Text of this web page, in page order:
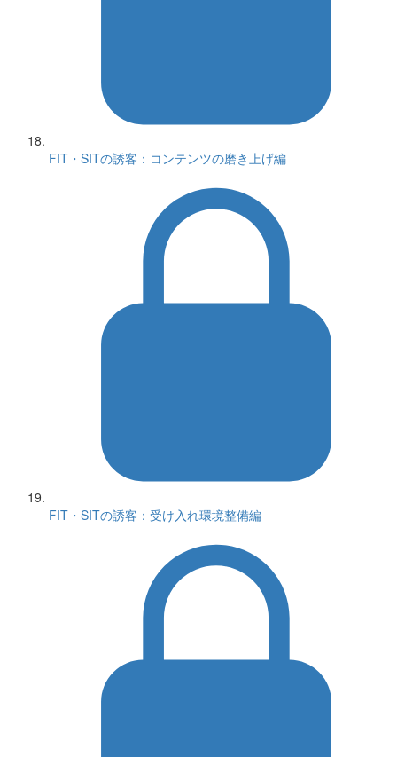
FIT・SITの誘客：コンテンツの磨き上げ編
FIT・SITの誘客：受け入れ環境整備編